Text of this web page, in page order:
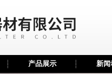
产品展示 新闻